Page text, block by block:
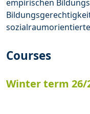
empirischen
Courses
Winter term 26/